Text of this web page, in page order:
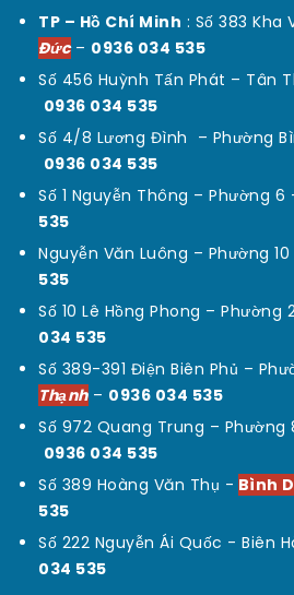
TP – Hồ Chí Minh : Số 383 Kha
Đức– 0936 034 535
Số 456 Huỳnh Tấn Phát – Tân
0936 034 535
Số 4/8 Lương Đình – Phường
0936 034 535
Số 1 Nguyễn Thông – Phường 6
535
Nguyễn Văn Luông – Phường 10
535
Số 10 Lê Hồng Phong – Phường
034 535
Số 389-391 Điện Biên Phủ –
Thạnh – 0936 034 535
Số 972 Quang Trung – Phường
0936 034 535
Số 389 Hoàng Văn Thụ - Bình
535
Số 222 Nguyễn Ái Quốc - Biên
034 535